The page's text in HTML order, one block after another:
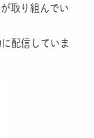
取り組んでい
配信していま